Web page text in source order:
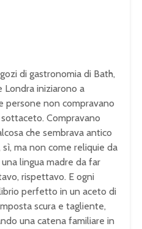
di gastronomia di Bath,
Londra iniziarono a
persone non compravano
Compravano
che sembrava antico
ma non come reliquie da
lingua madre da far
rispettavo. E ogni
perfetto in un aceto di
scura e tagliente,
una catena familiare in